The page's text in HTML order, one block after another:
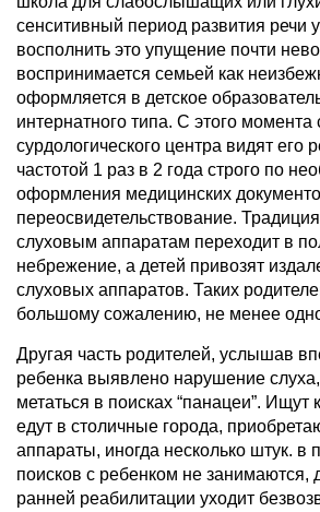
сенситивный период развития речи
восполнить это упущение почти
воспринимается семьей как
оформляется в детское
интернатного типа. С этого момента
сурдологического центра видят его
частотой 1 раз в 2 года строго по
оформления медицинских
переосвидетельствование.
слуховым аппаратам переходит в
небрежение, а детей привозят
слуховых аппаратов. Таких
большому сожалению, не менее
Другая часть родителей, услышав
ребенка выявлено нарушение
метаться в поисках “панацеи”. Ищут
едут в столичные города,
аппараты, иногда несколько штук. в
поисков с ребенком не занимаются,
ранней реабилитации уходит